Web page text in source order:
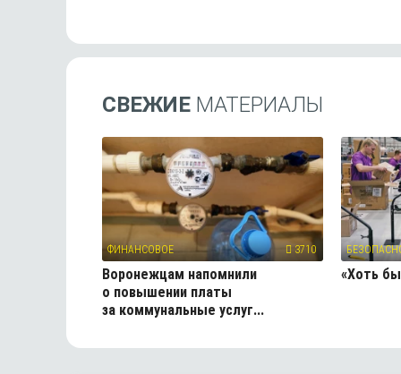
СВЕЖИЕ МАТЕРИАЛЫ
ФИНАНСОВОЕ 3710
Воронежцам напомнили
о повышении платы
за коммунальные услуг...
«Хоть